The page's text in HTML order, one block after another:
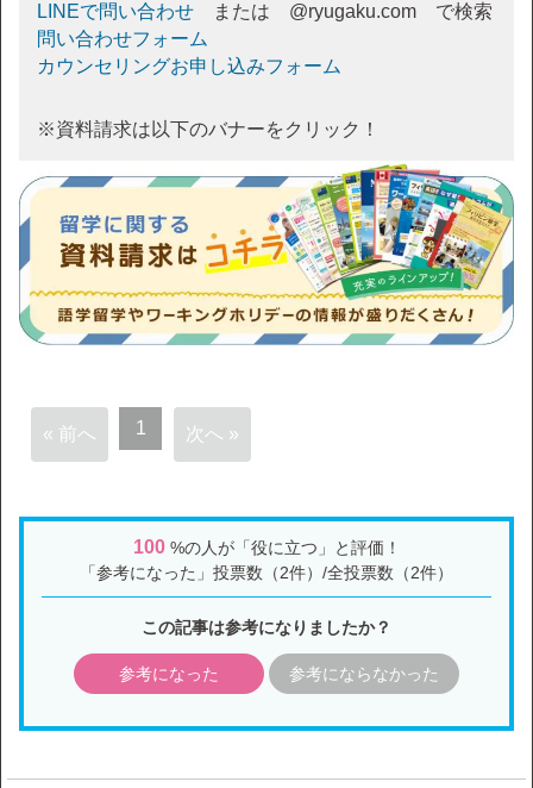
LINEで問い合わせ または @ryugaku.com で検索
問い合わせフォーム
カウンセリングお申し込みフォーム
※資料請求は以下のバナーをクリック！
« 前へ 1 次へ »
100%の人が「役に立つ」と評価！
「参考になった」投票数（2件）/全投票数（2件）
この記事は参考になりましたか？
参考になった 参考にならなかった